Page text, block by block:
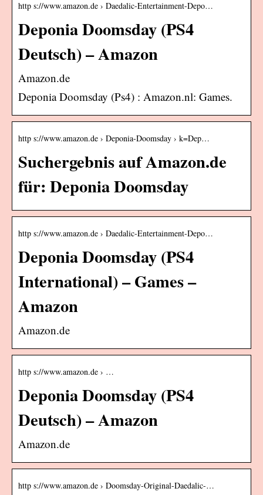
http s://www.amazon.de › Daedalic-Entertainment-Depo…
Deponia Doomsday (PS4
Deutsch) – Amazon
Amazon.de
Deponia Doomsday (Ps4) : Amazon.nl: Games.
http s://www.amazon.de › Deponia-Doomsday › k=Dep…
Suchergebnis auf Amazon.de
für: Deponia Doomsday
http s://www.amazon.de › Daedalic-Entertainment-Depo…
Deponia Doomsday (PS4
International) – Games –
Amazon
Amazon.de
http s://www.amazon.de › …
Deponia Doomsday (PS4
Deutsch) – Amazon
Amazon.de
http s://www.amazon.de › Doomsday-Original-Daedalic-…